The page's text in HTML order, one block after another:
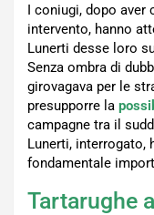
I coniugi, dopo
intervento, hanno
Lunerti desse loro
Senza ombra di
girovagava per le
presupporre la
campagne tra il
Lunerti, interrogato,
fondamentale
Tartarughe